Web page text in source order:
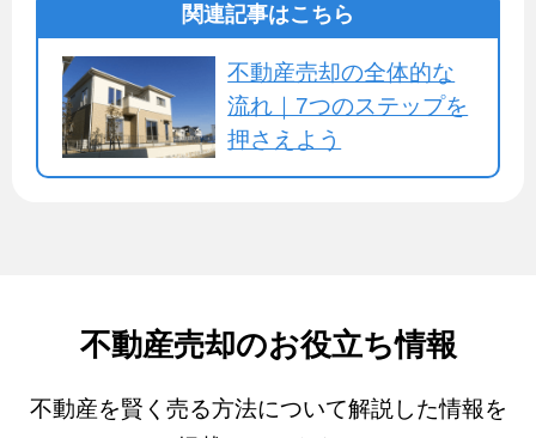
関連記事はこちら
不動産売却の全体的な
流れ｜7つのステップを
押さえよう
不動産売却のお役立ち情報
不動産を賢く売る方法について解説した情報を